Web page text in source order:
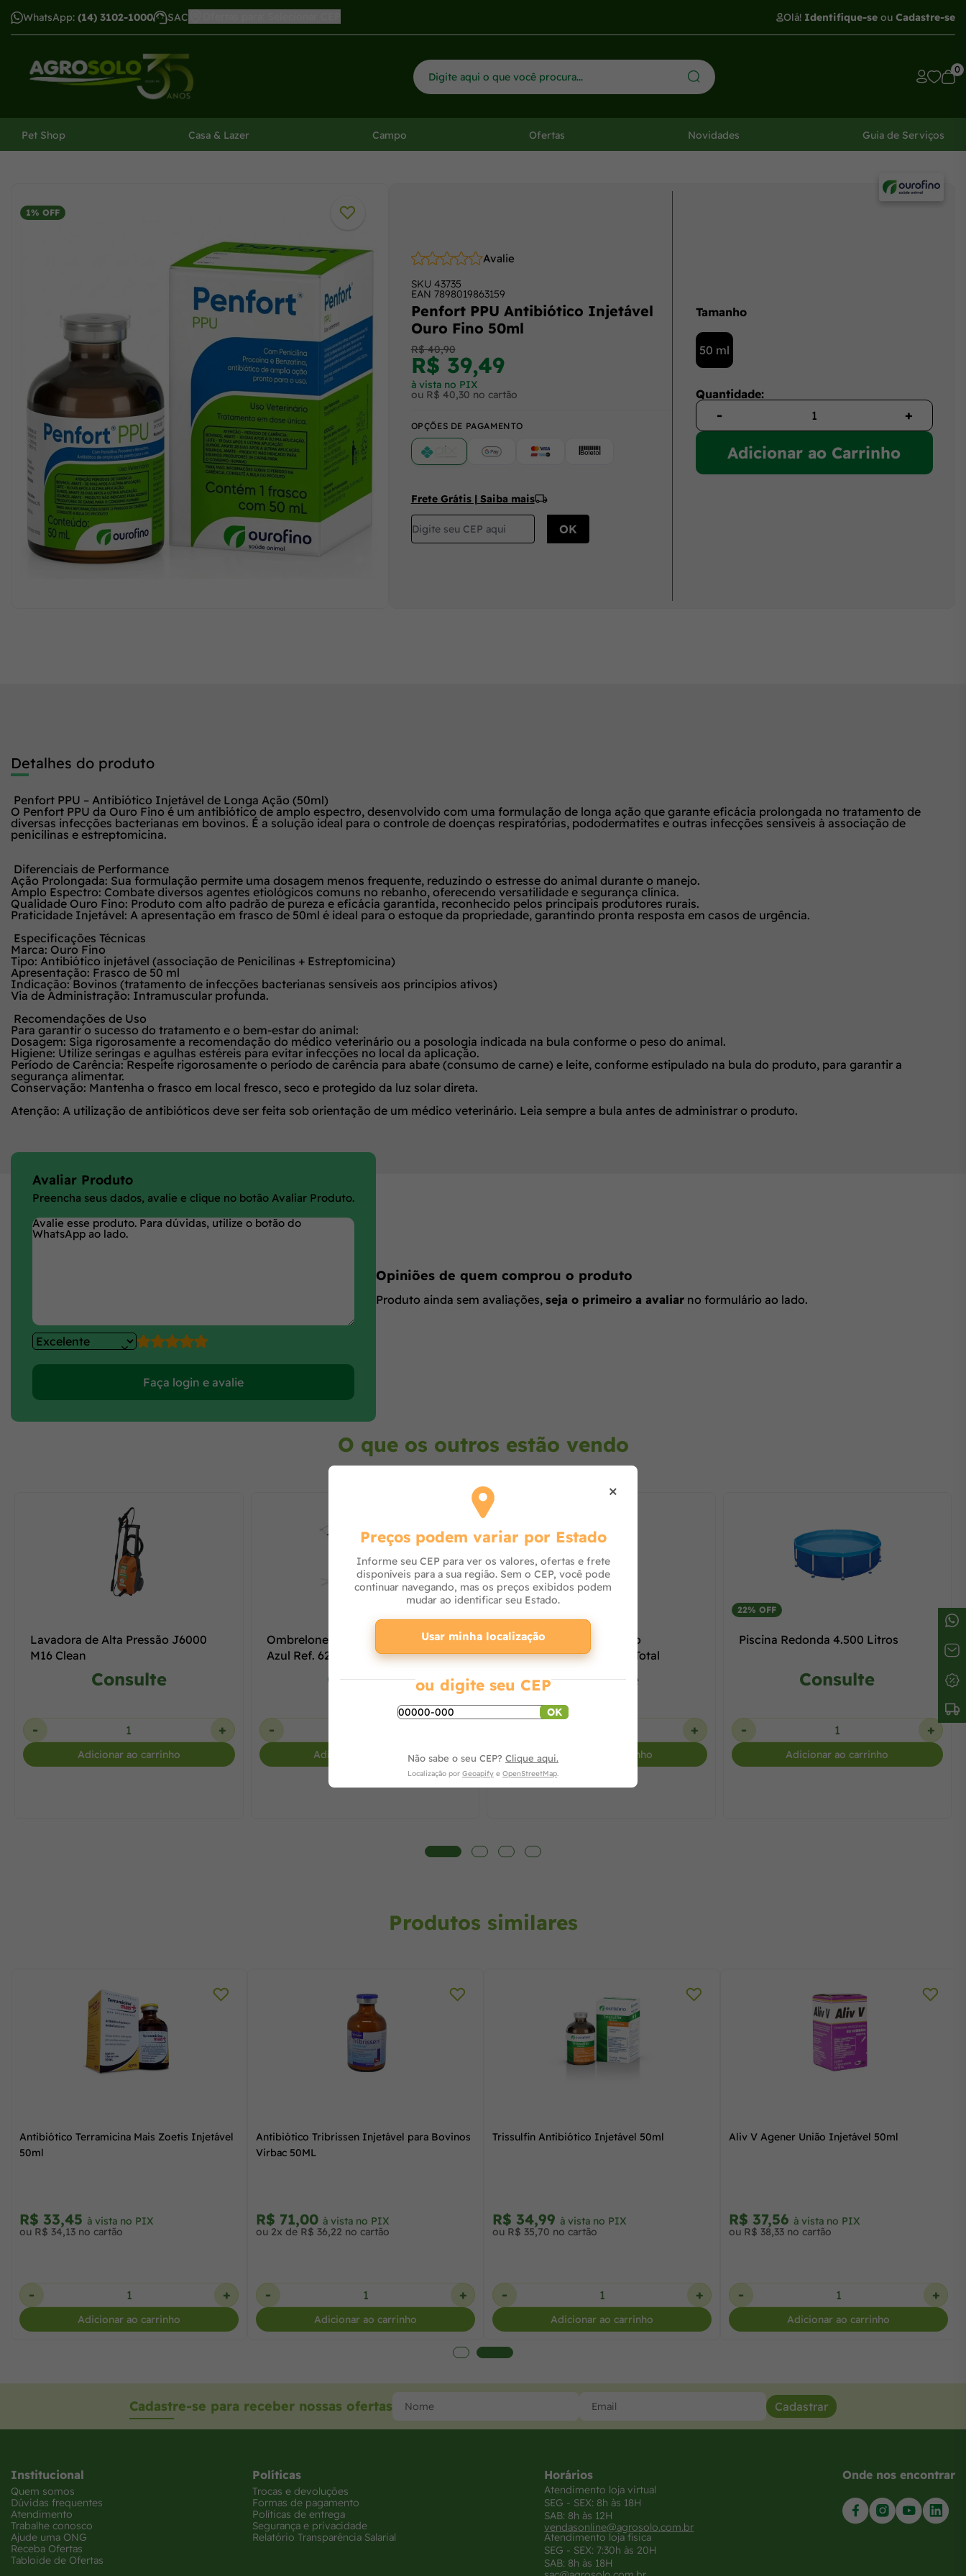
WhatsApp: (14) 3102-1000 SAC Olá! Identifique-se ou Cadastre-se
0
Pet Shop Casa & Lazer Campo Ofertas Novidades Guia de Serviços
menu
1% OFF
Avalie
SKU 43735
EAN 7898019863159
Penfort PPU Antibiótico Injetável
Ouro Fino 50ml
R$ 40,90
R$ 39,49
à vista no PIX
ou R$ 40,30 no cartão
OPÇÕES DE PAGAMENTO
PIX Google Pay (Crédito/Débito)
Cartão Boleto
Frete Grátis | Saiba mais
Tamanho
50 ml
Quantidade:
- +
Adicionar ao Carrinho
Detalhes do produto
Penfort PPU – Antibiótico Injetável de Longa Ação (50ml)
O Penfort PPU da Ouro Fino é um antibiótico de amplo espectro, desenvolvido com uma formulação de longa ação que garante eficácia prolongada no tratamento de
diversas infecções bacterianas em bovinos. É a solução ideal para o controle de doenças respiratórias, pododermatites e outras infecções sensíveis à associação de
penicilinas e estreptomicina.
Diferenciais de Performance
Ação Prolongada: Sua formulação permite uma dosagem menos frequente, reduzindo o estresse do animal durante o manejo.
Amplo Espectro: Combate diversos agentes etiológicos comuns no rebanho, oferecendo versatilidade e segurança clínica.
Qualidade Ouro Fino: Produto com alto padrão de pureza e eficácia garantida, reconhecido pelos principais produtores rurais.
Praticidade Injetável: A apresentação em frasco de 50ml é ideal para o estoque da propriedade, garantindo pronta resposta em casos de urgência.
Especificações Técnicas
Marca: Ouro Fino
Tipo: Antibiótico injetável (associação de Penicilinas + Estreptomicina)
Apresentação: Frasco de 50 ml
Indicação:Bovinos (tratamento de infecções bacterianas sensíveis aos princípios ativos)
Via de Administração: Intramuscular profunda.
Recomendações de Uso
Para garantir o sucesso do tratamento e o bem-estar do animal:
Dosagem: Siga rigorosamente a recomendação do médico veterinário ou a posologia indicada na bula conforme o peso do animal.
Higiene: Utilize seringas e agulhas estéreis para evitar infecções no local da aplicação.
Período de Carência:Respeite rigorosamente o período de carência para abate (consumo de carne) e leite, conforme estipulado na bula do produto, para garantir a
segurança alimentar.
Conservação: Mantenha o frasco em local fresco, seco e protegido da luz solar direta.
Atenção: A utilização de antibióticos deve ser feita sob orientação de um médico veterinário. Leia sempre a bula antes de administrar o produto.
Avaliar Produto
Preencha seus dados, avalie e clique no botão Avaliar Produto.
Faça login e avalie
Opiniões de quem comprou o produto
Produto ainda sem avaliações, seja o primeiro a avaliar no formulário ao lado.
O que os outros estão vendo
Lavadora de Alta Pressão J6000
M16 Clean
Consulte
- +
Adicionar ao carrinho
Ombrelone Suspenso Malibu 3m
Azul Ref. 622400
Consulte
-
Adicionar ao carrinho
Lavadora de Alta Pressão
Residencial J6800 Stop Total
Consulte
+
Adicionar ao carrinho
22% OFF
Piscina Redonda 4.500 Litros
Consulte
- +
Adicionar ao carrinho
Produtos similares
Antibiótico Terramicina Mais Zoetis Injetável
50ml
R$ 33,45 à vista no PIX
ou R$ 34,13 no cartão
- +
Adicionar ao carrinho
Antibiótico Tribrissen Injetável para Bovinos
Virbac 50ML
R$ 71,00 à vista no PIX
ou 2x de R$ 36,22 no cartão
- +
Adicionar ao carrinho
Trissulfin Antibiótico Injetável 50ml
R$ 34,99 à vista no PIX
ou R$ 35,70 no cartão
- +
Adicionar ao carrinho
Aliv V Agener União Injetável 50ml
R$ 37,56 à vista no PIX
ou R$ 38,33 no cartão
- +
Adicionar ao carrinho
Cadastre-se para receber nossas ofertas Cadastrar
Institucional
Quem somos
Dúvidas frequentes
Atendimento
Trabalhe conosco
Ajude uma ONG
Receba Ofertas
Tabloide de Ofertas
Políticas
Trocas e devoluções
Formas de pagamento
Políticas de entrega
Segurança e privacidade
Relatório Transparência Salarial
Horários
Atendimento loja virtual
SEG - SEX: 8h às 18H
SAB: 8h às 12H
vendasonline@agrosolo.com.br
Atendimento loja física
SEG - SEX: 7:30h às 20H
SAB: 8h às 18H
Onde nos encontrar
×
Preços podem variar por Estado
Informe seu CEP para ver os valores, ofertas e frete
disponíveis para a sua região. Sem o CEP, você pode
continuar navegando, mas os preços exibidos podem
mudar ao identificar seu Estado.
Usar minha localização
ou digite seu CEP
OK
Não sabe o seu CEP? Clique aqui.
Localização por Geoapify e OpenStreetMap